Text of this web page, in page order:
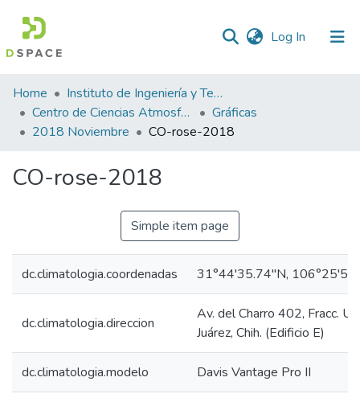
Log In (current)
Statistics
Home
Instituto de Ingeniería y Tecnología
Centro de Ciencias Atmosféricas y Tecnologías Verdes
Gráficas
2018 Noviembre
CO-rose-2018
CO-rose-2018
Simple item page
dc.climatologia.coordenadas 31°44'35.74"N,
dc.climatologia.direccion
Av. del Charro 402, Fracc.
Juárez, Chih. (Edificio E)
dc.climatologia.modelo Davis Vantage Pro II